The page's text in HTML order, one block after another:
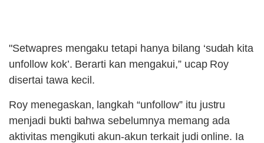
"Setwapres mengaku tetapi hanya bilang ‘sudah kita
unfollow kok’. Berarti kan mengakui,” ucap Roy
disertai tawa kecil.
Roy menegaskan, langkah “unfollow” itu justru
menjadi bukti bahwa sebelumnya memang ada
aktivitas mengikuti akun-akun terkait judi online. Ia